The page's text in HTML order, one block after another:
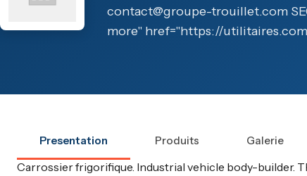
contact@groupe-trouillet.com
more" href="https://
Presentation Produits Galerie
Carrossier frigorifique. Industrial vehicle body-builder.